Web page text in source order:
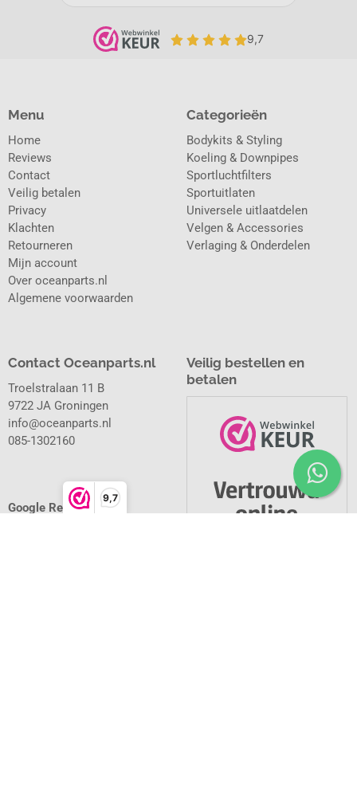
9,7
Categorieën
Bodykits & Styling
Koeling & Downpipes
Sportluchtfilters
Sportuitlaten
Universele uitlaatdelen
Velgen & Accessories
Verlaging & Onderdelen
Menu
Home
Reviews
Contact
Veilig betalen
Privacy
Klachten
Retourneren
Mijn account
Over oceanparts.nl
Algemene voorwaarden
Contact Oceanparts.nl
Troelstralaan 11 B
9722 JA Groningen
info@oceanparts.nl
085-1302160
Google Reviews
Veilig bestellen en
betalen